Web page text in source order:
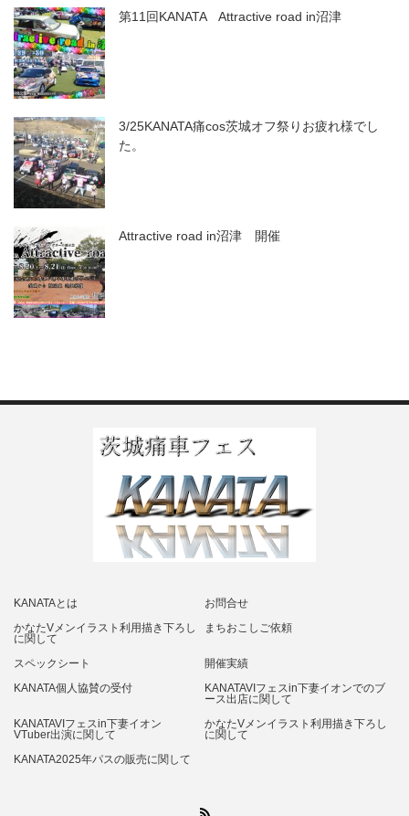
第11回KANATA Attractive road in沼津
3/25KANATA痛cos茨城オフ祭りお疲れ様でし
た。
Attractive road in沼津 開催
KANATAとは
お問合せ
かなたVメンイラスト利用描き下ろし
に関して
まちおこしご依頼
スペックシート
開催実績
KANATA個人協賛の受付
KANATAVIフェスin下妻イオンでのブ
ース出店に関して
KANATAVIフェスin下妻イオン
VTuber出演に関して
かなたVメンイラスト利用描き下ろし
に関して
KANATA2025年パスの販売に関して